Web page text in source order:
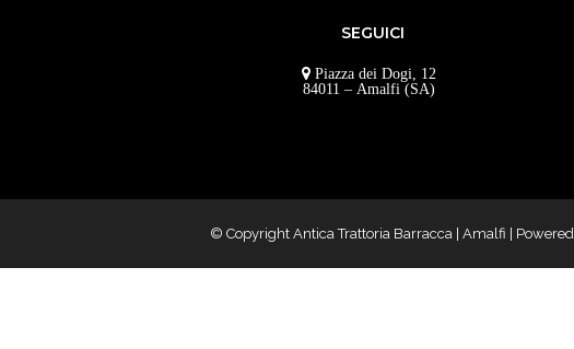
SEGUICI
Piazza dei Dogi, 12
84011 – Amalfi (SA)
© Copyright Antica Trattoria Barracca | Amalfi |